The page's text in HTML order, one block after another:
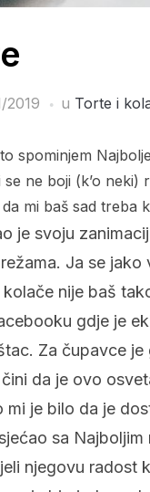
2019 u Torte i
spominjem
ne boji (k’o neki)
mi baš sad treba
je svoju
Ja se jako
nije baš
gdje je
Za čupavce je
da je ovo
je bilo da je
sa Najboljim
njegovu radost